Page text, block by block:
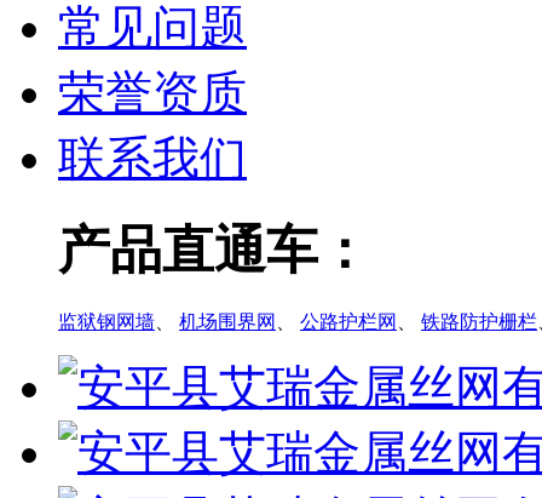
常见问题
荣誉资质
联系我们
产品直通车：
监狱钢网墙 机场围界网 公路护栏网 铁路防护栅栏